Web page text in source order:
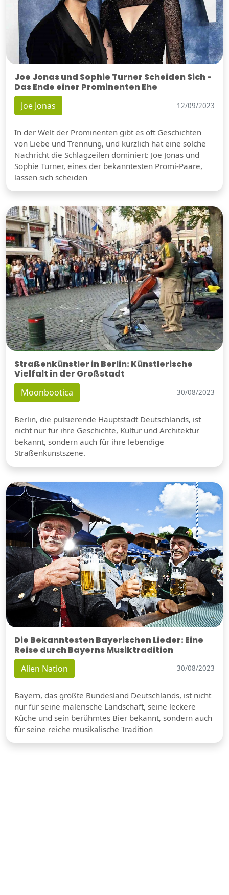
Joe Jonas und Sophie Turner Scheiden Sich -
Das Ende einer Prominenten Ehe
Joe Jonas 12/09/2023
In der Welt der Prominenten gibt es oft Geschichten
von Liebe und Trennung, und kürzlich hat eine solche
Nachricht die Schlagzeilen dominiert: Joe Jonas und
Sophie Turner, eines der bekanntesten Promi-Paare,
lassen sich scheiden
Straßenkünstler in Berlin: Künstlerische
Vielfalt in der Großstadt
Moonbootica 30/08/2023
Berlin, die pulsierende Hauptstadt Deutschlands, ist
nicht nur für ihre Geschichte, Kultur und Architektur
bekannt, sondern auch für ihre lebendige
Straßenkunstszene.
Die Bekanntesten Bayerischen Lieder: Eine
Reise durch Bayerns Musiktradition
Alien Nation 30/08/2023
Bayern, das größte Bundesland Deutschlands, ist nicht
nur für seine malerische Landschaft, seine leckere
Küche und sein berühmtes Bier bekannt, sondern auch
für seine reiche musikalische Tradition